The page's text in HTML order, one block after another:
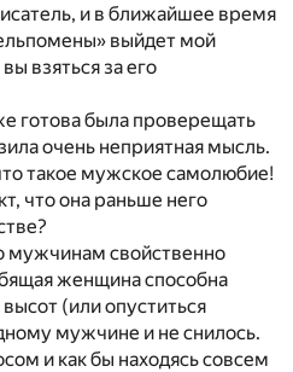
и в ближайшее время
выйдет мой
взяться за его
готова была проверещать
очень неприятная мысль.
такое мужское самолюбие!
что она раньше него
мужчинам свойственно
женщина способна
(или опуститься
мужчине и не снилось.
и как бы находясь совсем